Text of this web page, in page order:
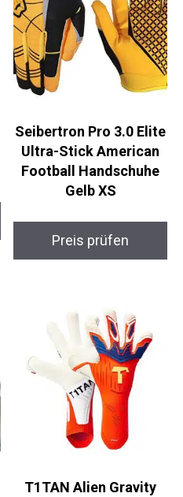
Seibertron Pro 3.0 Elite
Ultra-Stick American
Football Handschuhe
Gelb XS
Preis prüfen
T1TAN Alien Gravity